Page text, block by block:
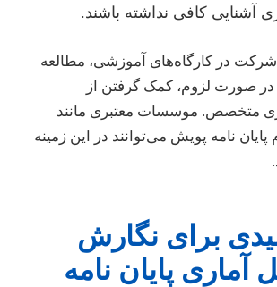
آشنایی کافی نداشته باشند.
در کارگاه‌های آموزشی، مطالعه
و در صورت لزوم، کمک گرفتن از
متخصص. موسسات معتبری مانند
نامه پویش می‌توانند در این زمینه
برای نگارش
پایان نامه